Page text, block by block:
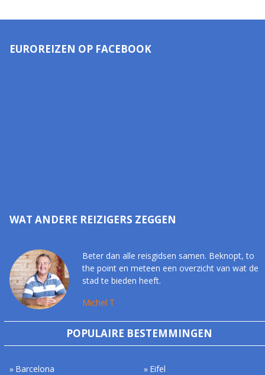
EUROREIZEN OP FACEBOOK
WAT ANDERE REIZIGERS ZEGGEN
Beter dan alle reisgidsen samen. Beknopt, to
the point en meteen een overzicht van wat de
stad te bieden heeft.
Michel T
POPULAIRE BESTEMMINGEN
Barcelona
Eifel